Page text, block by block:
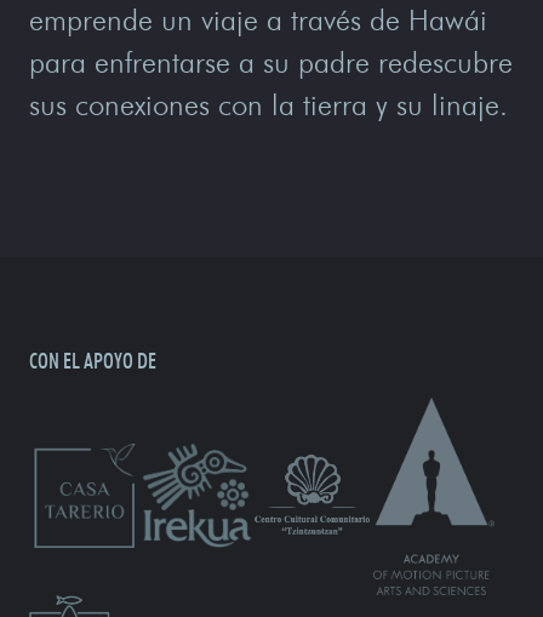
emprende un viaje a través de Hawái
para enfrentarse a su padre redescubre
sus conexiones con la tierra y su linaje.
CON EL APOYO DE